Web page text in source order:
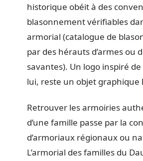
historique obéit à des
blasonnement vérifiables
armorial (catalogue de
par des hérauts d’armes ou
savantes). Un logo inspiré de
lui, reste un objet graphique
Retrouver les armoiries
d’une famille passe par la
d’armoriaux régionaux ou
L’armorial des familles du